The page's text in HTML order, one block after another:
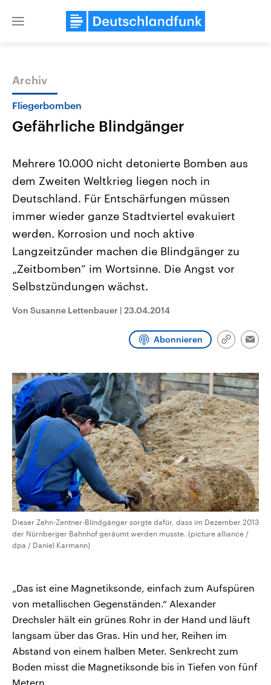
Close
Themen
Landtagswahl Sachsen-Anhalt
2026
Alle Informationen
Sachsen-Anhalt wählt am 6.
September 2026 einen neuen
Landtag. Seit 2021 wird das
Bundesland von einer Koalition aus
Umfragen, Prognosen,
und Hintergründe zu den Parteien
und Kandidaten der anstehenden
USA
Aktuelle Beiträge,
Hintergründe
Wirtschaftlich und
gehören die Vereinigten
den mächtigsten Ländern
mit großem Einfluss auf
Sendungen Programm Podcasts
Archiv
Fliegerbomben
Gefährliche Blindgänger
Mehrere 10.000 nicht detonierte Bomben aus
dem Zweiten Weltkrieg liegen noch in
Deutschland. Für Entschärfungen müssen
immer wieder ganze Stadtviertel evakuiert
werden. Korrosion und noch aktive
Langzeitzünder machen die Blindgänger zu
„Zeitbomben“ im Wortsinne. Die Angst vor
Selbstzündungen wächst.
Von Susanne Lettenbauer | 23.04.2014
Abonnieren
Link
Dieser Zehn-Zentner-Blindgänger sorgte dafür, dass im Dezember 2013
der Nürnberger Bahnhof geräumt werden musste. (picture alliance /
dpa / Daniel Karmann)
„Das ist eine Magnetiksonde, einfach zum Aufspüren
von metallischen Gegenständen.“ Alexander
Drechsler hält ein grünes Rohr in der Hand und läuft
langsam über das Gras. Hin und her, Reihen im
Abstand von einem halben Meter. Senkrecht zum
Boden misst die Magnetiksonde bis in Tiefen von fünf
Metern.